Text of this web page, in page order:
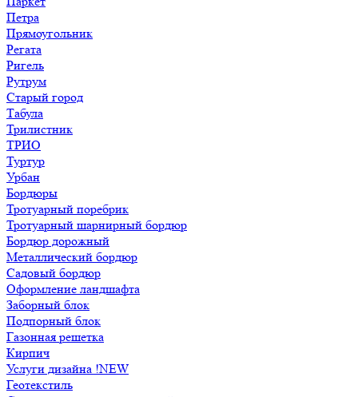
Петра
Прямоугольник
Регата
Ригель
Рутрум
Старый город
Табула
Трилистник
ТРИО
Туртур
Урбан
Бордюры
Тротуарный поребрик
Тротуарный шарнирный бордюр
Бордюр дорожный
Металлический бордюр
Садовый бордюр
Оформление ландшафта
Заборный блок
Подпорный блок
Газонная решетка
Кирпич
Услуги дизайна !NEW
Геотекстиль